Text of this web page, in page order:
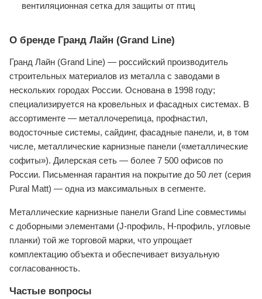
вентиляционная сетка для защиты от птиц
О бренде Гранд Лайн (Grand Line)
Гранд Лайн (Grand Line) — российский производитель
строительных материалов из металла с заводами в
нескольких городах России. Основана в 1998 году;
специализируется на кровельных и фасадных системах. В
ассортименте — металлочерепица, профнастил,
водосточные системы, сайдинг, фасадные панели, и, в том
числе, металлические карнизные панели («металлические
софиты»). Дилерская сеть — более 7 500 офисов по
России. Письменная гарантия на покрытие до 50 лет (серия
Pural Matt) — одна из максимальных в сегменте.
Металлические карнизные панели Grand Line совместимы
с доборными элементами (J-профиль, H-профиль, угловые
планки) той же торговой марки, что упрощает
комплектацию объекта и обеспечивает визуальную
согласованность.
Частые вопросы